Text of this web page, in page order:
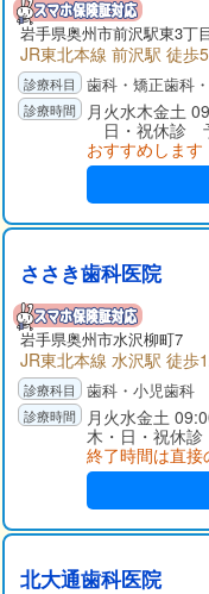
岩手県奥州市前沢駅東3丁
JR東北本線 前沢駅 徒歩
歯科・矯正歯科
月火水木金土
日・祝休診
おすすめします
ささき歯科医院
岩手県奥州市水沢柳町7
JR東北本線 水沢駅 徒歩
歯科・小児歯科
月火水金土
木・日・祝休
終了時間は直
北大通歯科医院